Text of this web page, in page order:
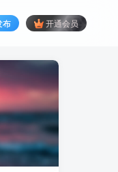
布 开通会员